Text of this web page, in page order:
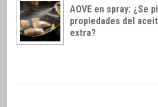
AOVE en spray: ¿Se
propiedades del
extra?